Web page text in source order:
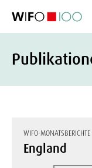
WIFO-MONATSBERICHTE
England